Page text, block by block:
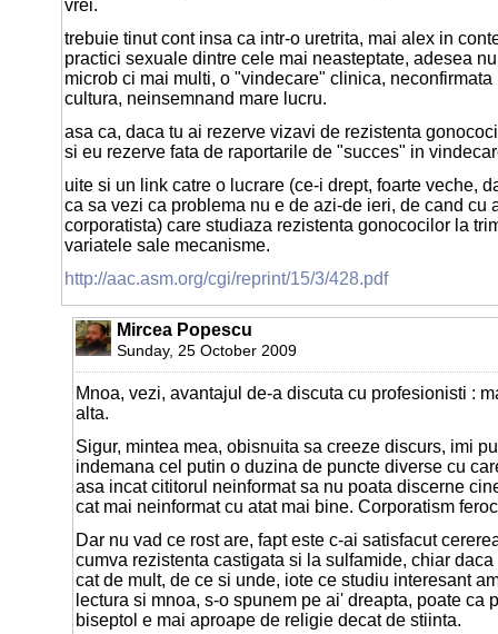
vrei.
trebuie tinut cont insa ca intr-o uretrita, mai alex in
practici sexuale dintre cele mai neasteptate, adesea
microb ci mai multi, o "vindecare" clinica,
cultura, neinsemnand mare lucru.
asa ca, daca tu ai rezerve vizavi de rezistenta
si eu rezerve fata de raportarile de "succes" in
uite si un link catre o lucrare (ce-i drept, foarte veche,
ca sa vezi ca problema nu e de azi-de ieri, de cand cu
corporatista) care studiaza rezistenta gonococilor la
variatele sale mecanisme.
http://aac.asm.org/cgi/reprint/15/3/428.pdf
Mircea Popescu
Sunday, 25 October 2009
Mnoa, vezi, avantajul de-a discuta cu profesionisti :
alta.
Sigur, mintea mea, obisnuita sa creeze discurs, imi
indemana cel putin o duzina de puncte diverse cu
asa incat cititorul neinformat sa nu poata discerne
cat mai neinformat cu atat mai bine. Corporatism
Dar nu vad ce rost are, fapt este c-ai satisfacut
cumva rezistenta castigata si la sulfamide, chiar
cat de mult, de ce si unde, iote ce studiu interesant
lectura si mnoa, s-o spunem pe ai' dreapta, poate ca
biseptol e mai aproape de religie decat de stiinta.